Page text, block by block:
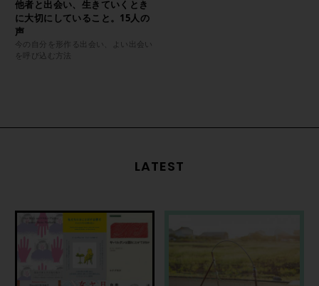
他者と出会い、生きていくとき
に大切にしていること。15人の
声
今の自分を形作る出会い、よい出会い
を呼び込む方法
LATEST